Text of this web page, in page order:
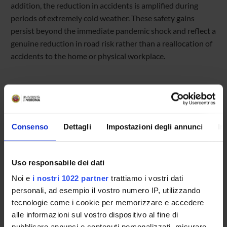
Consenso Dettagli Impostazioni degli annunci
Uso responsabile dei dati
Noi e i nostri 1022 partner trattiamo i vostri dati
personali, ad esempio il vostro numero IP, utilizzando
tecnologie come i cookie per memorizzare e accedere
alle informazioni sul vostro dispositivo al fine di
addition, the reduction in accidents is amplified during
periods of extremely cold weather. These safety gains
persist beyond the immediate pandemic shock and reflect a
genuine reduction in road risk rather than a reallocation of
accidents to the home or physical workplace.
Referente
Referente esterno
20 gennaio 2026
OFFERTA FORMATIVA